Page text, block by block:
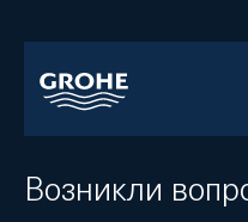
Возникли